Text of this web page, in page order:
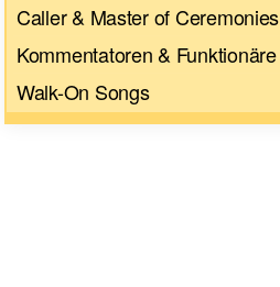
Caller & Master of Ceremonies
Kommentatoren & Funktionäre
Walk-On Songs